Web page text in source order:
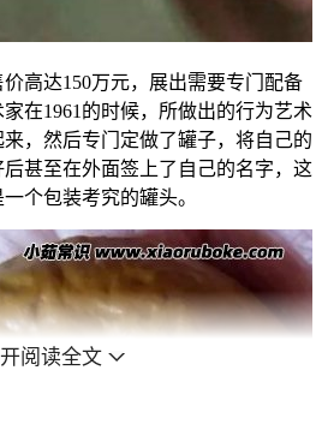
高达150万元，展出需要专门配备
在1961的时候，所做出的行为艺术
，然后专门定做了罐子，将自己的
甚至在外面签上了自己的名字，这
个包装考究的罐头。
阅读全文